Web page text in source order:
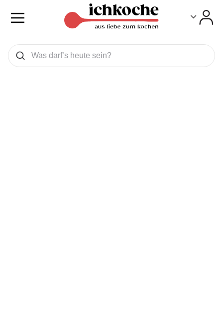
Was wollen Sie suchen
Suchen